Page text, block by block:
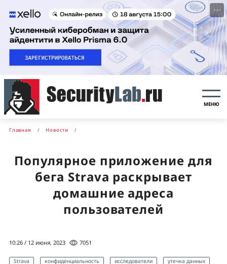
···
МЕНЮ
Главная Новости
Популярное приложение для
бега Strava раскрывает
домашние адреса
пользователей
10:26 / 12 июня, 2023 7051
Strava конфиденциальность исследователи
утечка данных